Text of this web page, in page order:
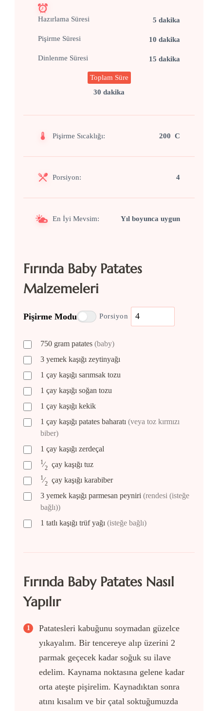
Hazırlama Süresi 5 dakika
Pişirme Süresi 10 dakika
Dinlenme Süresi 15 dakika
Toplam Süre
30 dakika
Pişirme Sıcaklığı: 200 C
Porsiyon: 4
En İyi Mevsim: Yıl boyunca uygun
Fırında Baby Patates
Malzemeleri
Pişirme Modu Porsiyon
750 gram patates (baby)
3 yemek kaşığı zeytinyağı
1 çay kaşığı sarımsak tozu
1 çay kaşığı soğan tozu
1 çay kaşığı kekik
1 çay kaşığı patates baharatı (veya toz kırmızı
biber)
1 çay kaşığı zerdeçal
1⁄2 çay kaşığı tuz
1⁄2 çay kaşığı karabiber
3 yemek kaşığı parmesan peyniri (rendesi (isteğe
bağlı))
1 tatlı kaşığı trüf yağı (isteğe bağlı)
Fırında Baby Patates Nasıl
Yapılır
Patatesleri kabuğunu soymadan güzelce
yıkayalım. Bir tencereye alıp üzerini 2
parmak geçecek kadar soğuk su ilave
edelim. Kaynama noktasına gelene kadar
orta ateşte pişirelim. Kaynadıktan sonra
atını kısalım ve bir çatal soktuğumuzda